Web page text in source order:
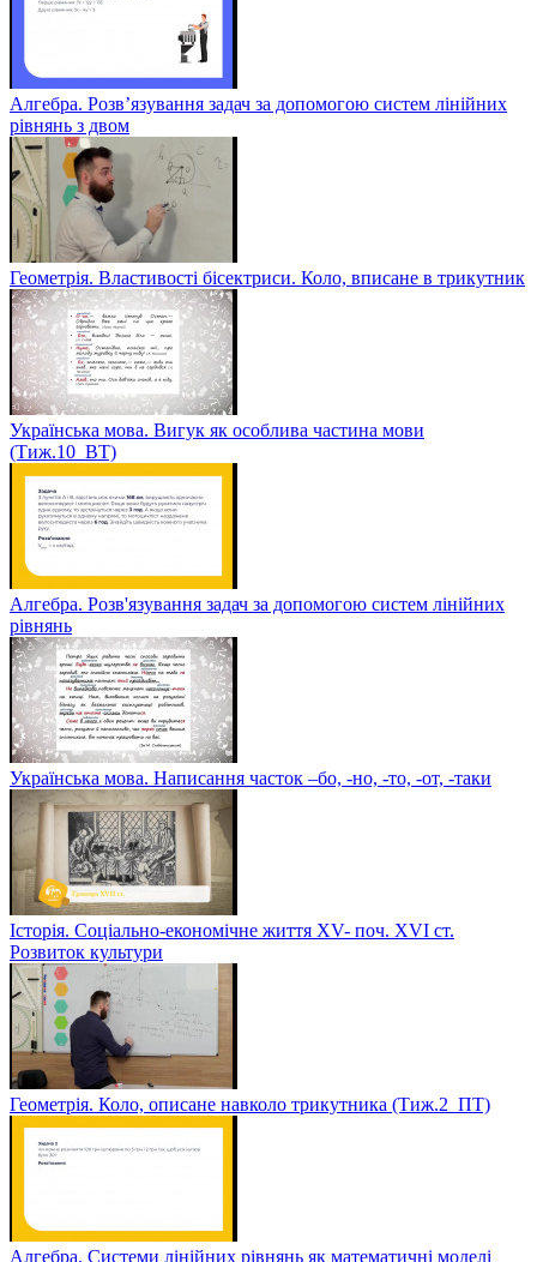
Алгебра. Розв’язування задач за допомогою систем лінійних
рівнянь з двом
Геометрія. Властивості бісектриси. Коло, вписане в трикутник
Українська мова. Вигук як особлива частина мови
(Тиж.10_ВТ)
Алгебра. Розв'язування задач за допомогою систем лінійних
рівнянь
Українська мова. Написання часток –бо, -но, -то, -от, -таки
Історія. Соціально-економічне життя XV- поч. XVI ст.
Розвиток культури
Геометрія. Коло, описане навколо трикутника (Тиж.2_ПТ)
Алгебра. Системи лінійних рівнянь як математичні моделі